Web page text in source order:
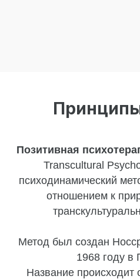
Позитивная
Transcultural
психодинамический
отношением к
Метод был создан
1968 году в
Название происходит